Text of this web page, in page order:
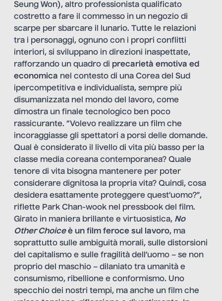
Seung Won), altro professionista qualificato
costretto a fare il commesso in un negozio di
scarpe per sbarcare il lunario. Tutte le relazioni
tra i personaggi, ognuno con i propri conflitti
interiori, si sviluppano in direzioni inaspettate,
rafforzando un quadro di precarietà emotiva ed
economica nel contesto di una Corea del Sud
ipercompetitiva e individualista, sempre più
disumanizzata nel mondo del lavoro, come
dimostra un finale tecnologico ben poco
rassicurante. “Volevo realizzare un film che
incoraggiasse gli spettatori a porsi delle domande.
Qual è considerato il livello di vita più basso per la
classe media coreana contemporanea? Quale
tenore di vita bisogna mantenere per poter
considerare dignitosa la propria vita? Quindi, cosa
desidera esattamente proteggere quest’uomo?”,
riflette Park Chan-wook nel pressbook del film.
Girato in maniera brillante e virtuosistica, No
Other Choiceè un film feroce sul lavoro, ma
soprattutto sulle ambiguità morali, sulle distorsioni
del capitalismo e sulle fragilità dell’uomo – se non
proprio del maschio – dilaniato tra umanità e
consumismo, ribellione e conformismo. Uno
specchio dei nostri tempi, ma anche un film che